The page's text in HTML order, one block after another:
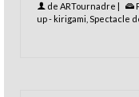
de ARTournadre |
up - kirigami Spectacle